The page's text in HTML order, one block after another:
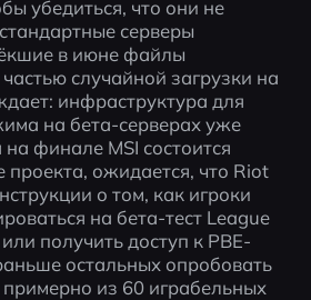
убедиться, что они не
серверы
в июне файлы
случайной загрузки на
инфраструктура для
на бета-серверах уже
на финале MSI состоится
проекта, ожидается, что Riot
о том, как игроки
на бета-тест League
получить доступ к PBE-
остальных опробовать
примерно из 60 играбельных